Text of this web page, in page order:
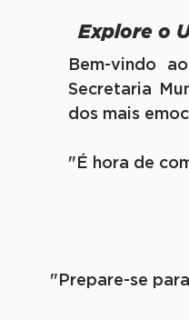
Explore o
Bem-vindo
Secretaria
dos mais
"É hora de
"Prepare-se